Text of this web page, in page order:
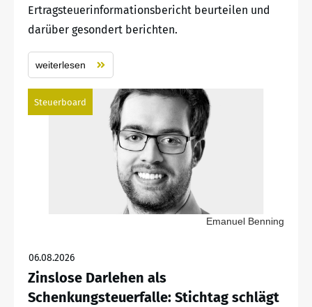
Ertragsteuerinformationsbericht beurteilen und
darüber gesondert berichten.
weiterlesen
Steuerboard
Emanuel Benning
06.08.2026
Zinslose Darlehen als
Schenkungsteuerfalle: Stichtag schlägt